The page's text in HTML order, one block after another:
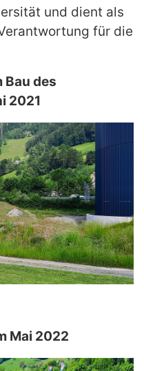
und dient als
für die
Bau des
2021
Mai 2022